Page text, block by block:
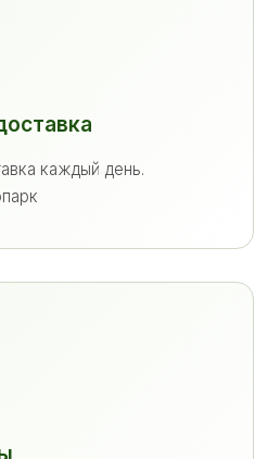
каждый день.